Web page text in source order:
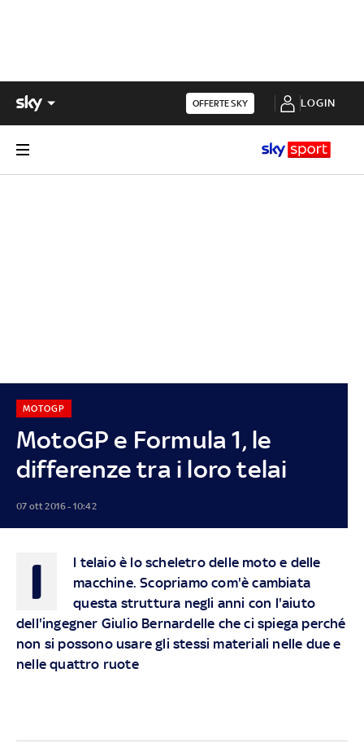
OFFERTE SKY LOGIN
MotoGP e Formula 1, le
differenze tra i loro telai
MOTOGP
07 ott 2016 - 10:42
I
l telaio è lo scheletro delle moto e delle
macchine. Scopriamo com'è cambiata
questa struttura negli anni con l'aiuto
dell'ingegner Giulio Bernardelle che ci spiega perché
non si possono usare gli stessi materiali nelle due e
nelle quattro ruote